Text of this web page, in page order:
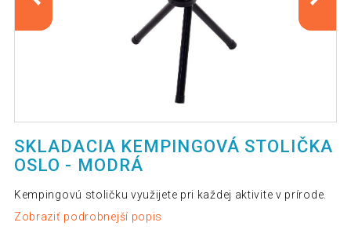
SKLADACIA KEMPINGOVÁ STOLIČKA
OSLO - MODRÁ
Kempingovú stoličku využijete pri každej aktivite v prírode.
Zobraziť podrobnejší popis